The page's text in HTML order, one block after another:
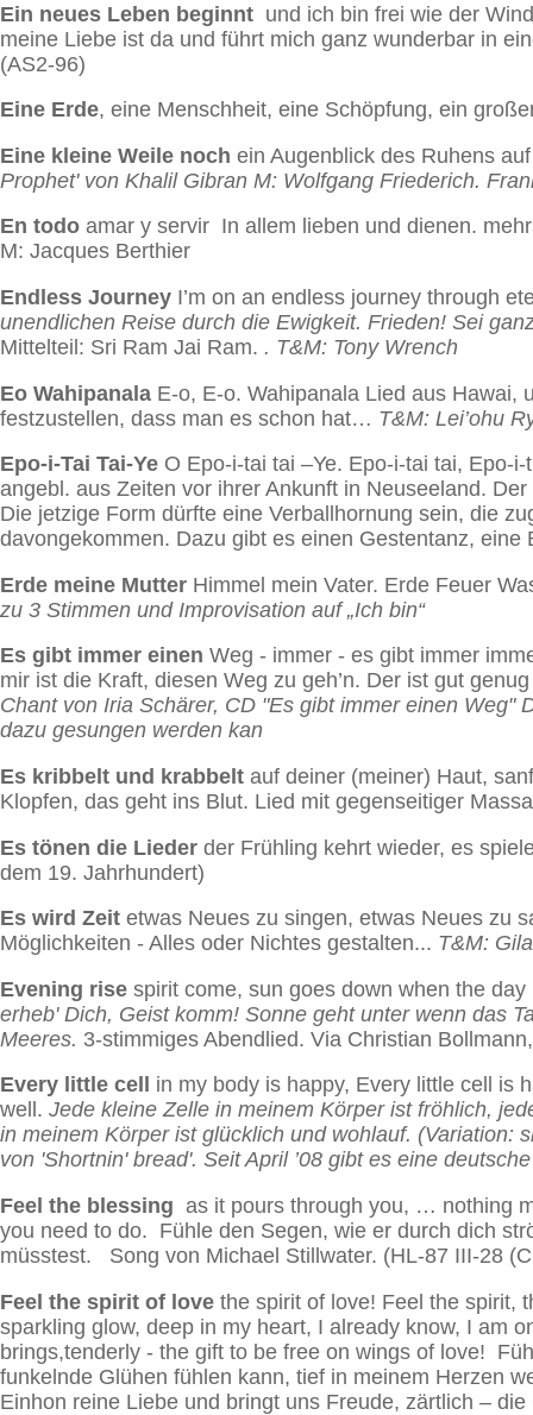
Ein neues Leben beginnt und ich bin frei wie der
meine Liebe ist da und führt mich ganz wunderbar in
(AS2-96)
Eine Erde, eine Menschheit, eine Schöpfung, ein
Eine kleine Weile noch ein Augenblick des Ruhens
Prophet' von Khalil Gibran M: Wolfgang Friederich.
En todo amar y servir In allem lieben und dienen.
M: Jacques Berthier
Endless Journey I’m on an endless journey through
unendlichen Reise durch die Ewigkeit. Frieden! Sei
Mittelteil: Sri Ram Jai Ram. . T&M: Tony Wrench
Eo Wahipanala E-o, E-o. Wahipanala Lied aus Hawai,
festzustellen, dass man es schon hat… T&M: Lei’ohu
Epo-i-Tai Tai-Ye O Epo-i-tai tai –Ye. Epo-i-tai tai, Epo-
angebl. aus Zeiten vor ihrer Ankunft in Neuseeland.
Die jetzige Form dürfte eine Verballhornung sein, die
davongekommen. Dazu gibt es einen Gestentanz, eine
Erde meine Mutter Himmel mein Vater. Erde Feuer
zu 3 Stimmen und Improvisation auf „Ich bin“
Es gibt immer einen Weg - immer - es gibt immer
mir ist die Kraft, diesen Weg zu geh’n. Der ist gut
Chant von Iria Schärer, CD "Es gibt immer einen Weg"
dazu gesungen werden kan
Es kribbelt und krabbelt auf deiner (meiner) Haut,
Klopfen, das geht ins Blut. Lied mit gegenseitiger
Es tönen die Lieder der Frühling kehrt wieder, es
dem 19. Jahrhundert)
Es wird Zeit etwas Neues zu singen, etwas Neues zu
Möglichkeiten - Alles oder Nichtes gestalten... T&M:
Evening rise spirit come, sun goes down when the
erheb' Dich, Geist komm! Sonne geht unter wenn das
Meeres. 3-stimmiges Abendlied. Via Christian
Every little cell
in my body is happy, Every little cell is
well. Jede kleine Zelle in meinem Körper ist fröhlich,
in meinem Körper ist glücklich und wohlauf. (Variation:
von 'Shortnin' bread'. Seit April ’08 gibt es eine
Feel the blessing as it pours through you, … nothing
you need to do. Fühle den Segen, wie er durch dich
müsstest. Song von Michael Stillwater. (HL-87 III-28
Feel the spirit of love the spirit of love! Feel the spirit,
sparkling glow, deep in my heart, I already know, I am
brings,tenderly - the gift to be free on wings of love!
funkelnde Glühen fühlen kann, tief in meinem Herzen
Einhon reine Liebe und bringt uns Freude, zärtlich –